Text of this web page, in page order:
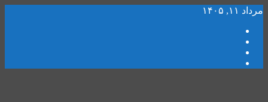
مرداد ۱۱, ۱۴۰۵